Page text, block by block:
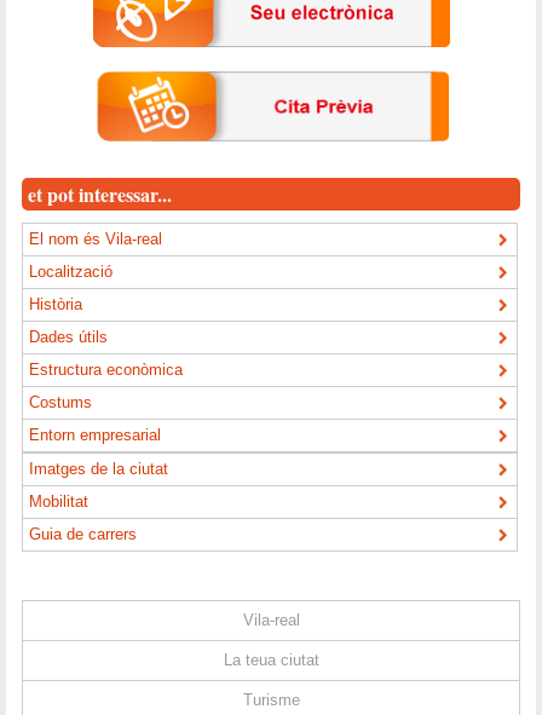
et pot interessar...
El nom és Vila-real
Localització
Història
Dades útils
Estructura econòmica
Costums
Entorn empresarial
Imatges de la ciutat
Mobilitat
Guia de carrers
Vila-real
La teua ciutat
Turisme